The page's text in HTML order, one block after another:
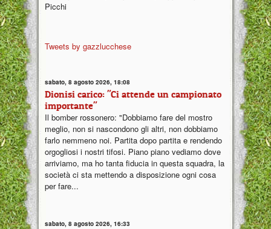
Picchi
Tweets by gazzlucchese
sabato, 8 agosto 2026, 18:08
Dionisi carico: "Ci attende un campionato
importante"
Il bomber rossonero: "Dobbiamo fare del mostro
meglio, non si nascondono gli altri, non dobbiamo
farlo nemmeno noi. Partita dopo partita e rendendo
orgogliosi i nostri tifosi. Piano piano vediamo dove
arriviamo, ma ho tanta fiducia in questa squadra, la
società ci sta mettendo a disposizione ogni cosa
per fare...
sabato, 8 agosto 2026, 16:33